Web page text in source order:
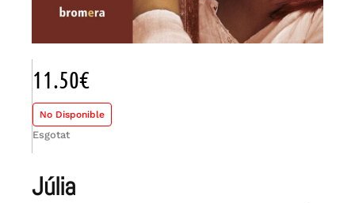
júlia
11.50€
No Disponible
Esgotat